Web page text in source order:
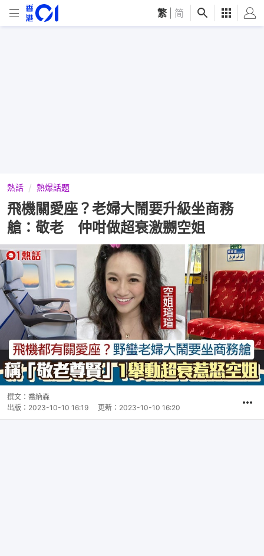
繁 简
熱話 熱爆話題
飛機關愛座？老婦大鬧要升級坐商務
艙：敬老 仲咁做超衰激嬲空姐
撰文： 喬納森
出版： 2023-10-10 16:19 更新： 2023-10-10 16:20